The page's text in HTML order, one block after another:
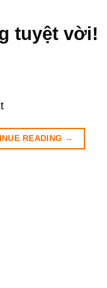
tuyệt vời!
READING →